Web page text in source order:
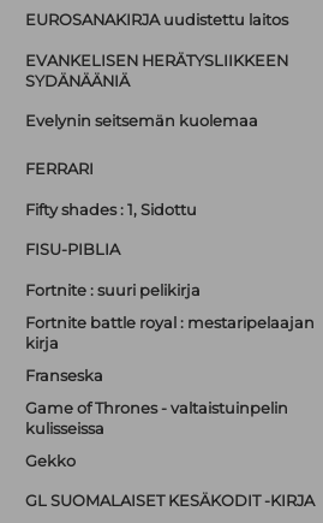
EUROSANAKIRJA uudistettu laitos
EVANKELISEN HERÄTYSLIIKKEEN
SYDÄNÄÄNIÄ
Evelynin seitsemän kuolemaa
FERRARI
Fifty shades : 1, Sidottu
FISU-PIBLIA
Fortnite : suuri pelikirja
Fortnite battle royal : mestaripelaajan
kirja
Franseska
Game of Thrones - valtaistuinpelin
kulisseissa
Gekko
GL SUOMALAISET KESÄKODIT -KIRJA